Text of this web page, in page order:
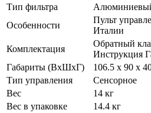
Тип фильтра
Особенности
Пульт
Италии
Комплектация
Обратный
Инструкция
Габариты (ВхШхГ)
106.5 х 90 х
Тип управления
Сенсорное
Вес
14 кг
Вес в упаковке
14.4 кг